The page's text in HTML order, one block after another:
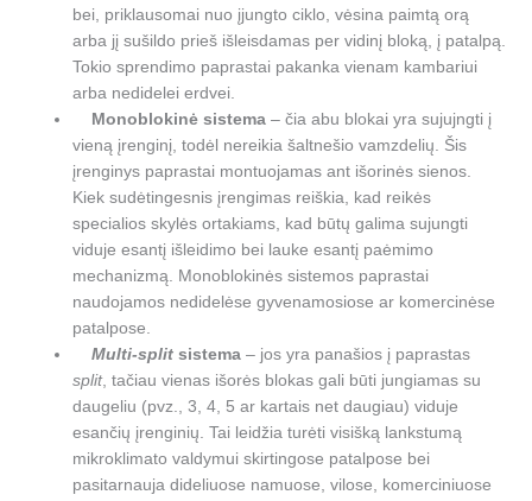
bei, priklausomai nuo įjungto ciklo, vėsina paimtą orą
arba jį sušildo prieš išleisdamas per vidinį bloką, į patalpą.
Tokio sprendimo paprastai pakanka vienam kambariui
arba nedidelei erdvei.
Monoblokinė sistema – čia abu blokai yra sujujngti į
vieną įrenginį, todėl nereikia šaltnešio vamzdelių. Šis
įrenginys paprastai montuojamas ant išorinės sienos.
Kiek sudėtingesnis įrengimas reiškia, kad reikės
specialios skylės ortakiams, kad būtų galima sujungti
viduje esantį išleidimo bei lauke esantį paėmimo
mechanizmą. Monoblokinės sistemos paprastai
naudojamos nedidelėse gyvenamosiose ar komercinėse
patalpose.
Multi-split sistema– jos yra panašios į paprastas
split, tačiau vienas išorės blokas gali būti jungiamas su
daugeliu (pvz., 3, 4, 5 ar kartais net daugiau) viduje
esančių įrenginių. Tai leidžia turėti visišką lankstumą
mikroklimato valdymui skirtingose patalpose bei
pasitarnauja dideliuose namuose, vilose, komerciniuose